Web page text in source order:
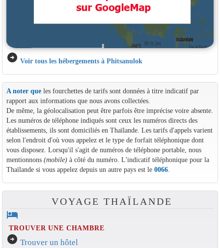
arrow_circle_right Voir tous les hébergements à Phitsanulok
A noter queles fourchettes de tarifs sont données à titre indicatif par
rapport aux informations que nous avons collectées.
De même, la géolocalisation peut être parfois être imprécise voire absente.
Les numéros de téléphone indiqués sont ceux les numéros directs des
établissements, ils sont domiciliés en Thaïlande. Les tarifs d'appels varient
selon l'endroit d'où vous appelez et le type de forfait téléphonique dont
vous disposez. Lorsqu'il s'agit de numéros de téléphone portable, nous
mentionnons (mobile)à côté du numéro. L'indicatif téléphonique pour la
Thaïlande si vous appelez depuis un autre pays est le 0066.
VOYAGE THAÏLANDE
hotel
TROUVER UNE CHAMBRE
arrow_circle_right Trouver un hôtel